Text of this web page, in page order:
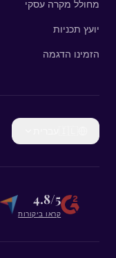
מחולל מקרה עסקי
יועץ תכניות
הזמינו הדגמה
4.8/5
קראו ביקורות